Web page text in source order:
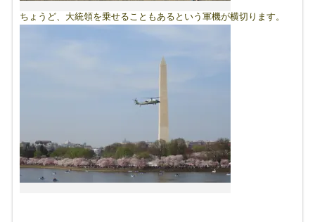
ちょうど、大統領を乗せることもあるという軍機が横切ります。